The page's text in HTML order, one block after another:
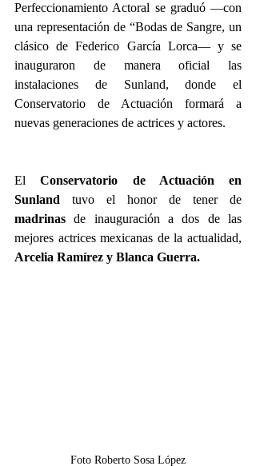
Perfeccionamiento Actoral se graduó —con
una representación de “Bodas de Sangre, un
clásico de Federico García Lorca— y se
inauguraron de manera oficial las
instalaciones de Sunland, donde el
Conservatorio de Actuación formará a
nuevas generaciones de actrices y actores.
El Conservatorio de Actuación en
Sunland
madrinas de inauguración a dos de las
Arcelia Ramírez y Blanca Guerra.
Foto Roberto Sosa López